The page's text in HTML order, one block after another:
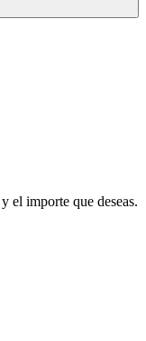
el importe que deseas.